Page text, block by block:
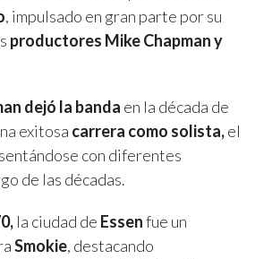
, impulsado en gran parte por su
productores Mike Chapman y
dejó la banda en la década de
exitosa carrera como solista,el
con diferentes
de las décadas.
la ciudad de Essenfue un
Smokie, destacando